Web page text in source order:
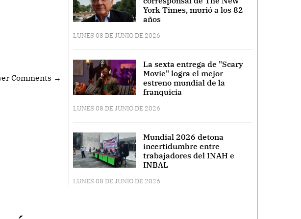
Comments →
York Times, murió a los 82
años
LUNES 08 DE JUNIO DE 2026
La sexta entrega de "Scary
Movie" logra el mejor
estreno mundial de la
franquicia
LUNES 08 DE JUNIO DE 2026
Mundial 2026 detona
incertidumbre entre
trabajadores del INAH e
INBAL
LUNES 08 DE JUNIO DE 2026